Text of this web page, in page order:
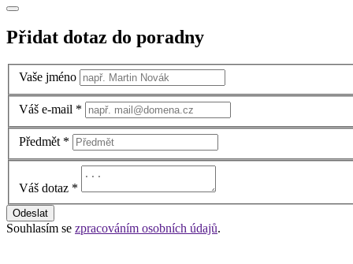
Přidat dotaz do poradny
Vaše jméno
Váš e-mail *
Předmět *
Váš dotaz *
Odeslat
Souhlasím se zpracováním osobních údajů.